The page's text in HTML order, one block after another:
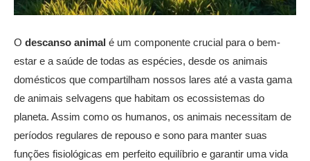
O descanso animal é um componente crucial para o bem-
estar e a saúde de todas as espécies, desde os animais
domésticos que compartilham nossos lares até a vasta gama
de animais selvagens que habitam os ecossistemas do
planeta. Assim como os humanos, os animais necessitam de
períodos regulares de repouso e sono para manter suas
funções fisiológicas em perfeito equilíbrio e garantir uma vida